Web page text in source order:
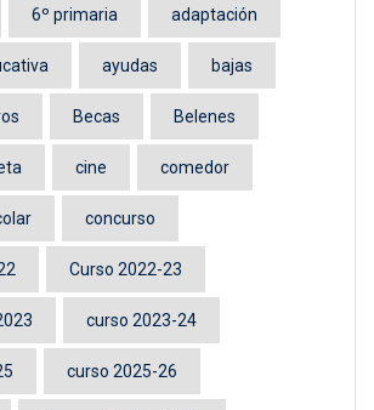
6º primaria adaptación
ayudas bajas
Becas Belenes
cine comedor
concurso
Curso 2022-23
curso 2023-24
curso 2025-26